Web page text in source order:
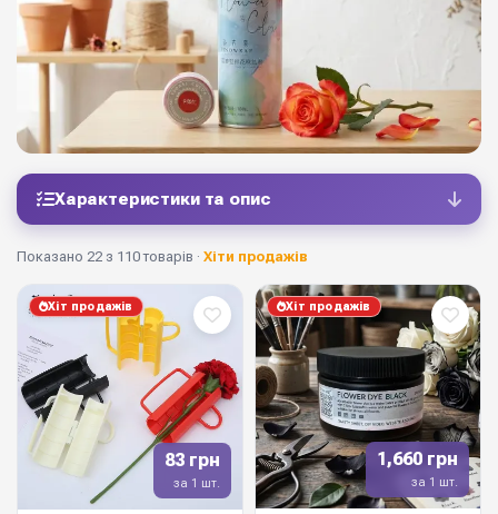
Характеристики та опис
Показано 22 з 110 товарів · Хіти продажів
83 грн
за 1 шт.
Хіт продажів
1,660 грн
за 1 шт.
Хіт продажів